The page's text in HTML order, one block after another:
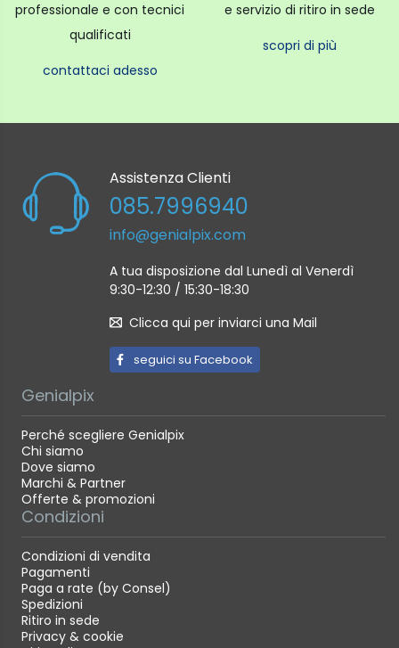
professionale e con tecnici
qualificati
contattaci adesso
e servizio di ritiro in sede
scopri di più
Assistenza Clienti
085.7996940
info@genialpix.com
A tua disposizione dal Lunedì al Venerdì
9:30-12:30 / 15:30-18:30
Clicca qui per inviarci una Mail
seguici su Facebook
Genialpix
Perché scegliere Genialpix
Chi siamo
Dove siamo
Marchi & Partner
Offerte & promozioni
Condizioni
Condizioni di vendita
Pagamenti
Paga a rate (by Consel)
Spedizioni
Ritiro in sede
Privacy & cookie